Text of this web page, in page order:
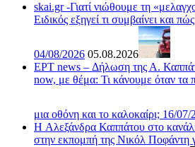
skai.gr -Γιατί νιώθουμε τη
Ειδικός εξηγεί τι συμβαίνει και
04/08/2026 05.08.2026
ΕΡΤ news – Δήλωση της Α.
now, με θέμα: Τι κάνουμε όταν τα
μια οθόνη και το καλοκαίρι; 16/07/
H Αλεξάνδρα Καππάτου στο
στην εκπομπή της Νικόλ Ποφάντη